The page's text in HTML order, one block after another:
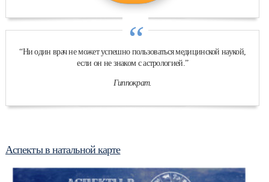
“
“Ни один врач не может успешно пользоваться медицинской наукой,
если он не знаком с астрологией.”
Гиппократ.
Аспекты в натальной карте